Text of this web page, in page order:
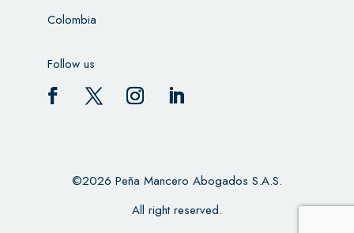
Colombia
Follow us
©2026 Peña Mancero Abogados S.A.S.
All right reserved.